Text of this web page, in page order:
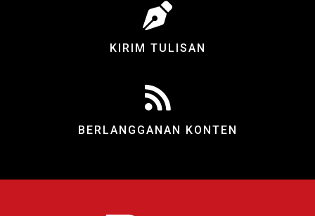
KIRIM TULISAN
BERLANGGANAN KONTEN